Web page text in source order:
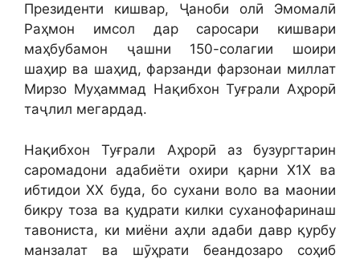
Президенти кишвар, Ҷаноби олӣ Эмомалӣ
Раҳмон имсол дар саросари кишвари
маҳбубамон ҷашни 150-солагии шоири
шаҳир ва шаҳид, фарзанди фарзонаи миллат
Мирзо Муҳаммад Нақибхон Туғрали Аҳрорӣ
таҷлил мегардад.
Нақибхон Туғрали Аҳрорӣ аз бузургтарин
саромадони адабиёти охири қарни Х1Х ва
ибтидои ХХ буда, бо сухани воло ва маонии
бикру тоза ва қудрати килки суханофаринаш
тавониста, ки миёни аҳли адаби давр қурбу
манзалат ва шӯҳрати беандозаро соҳиб